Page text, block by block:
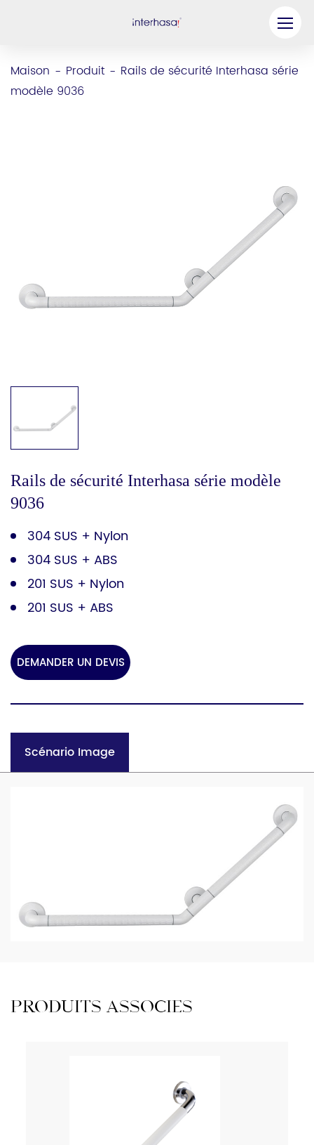
Maison - Produit - Rails de sécurité Interhasa série
modèle 9036
Rails de sécurité Interhasa série modèle
9036
304 SUS + Nylon
304 SUS + ABS
201 SUS + Nylon
201 SUS + ABS
DEMANDER UN DEVIS
Scénario Image
PRODUITS ASSOCIÉS
Entreprise